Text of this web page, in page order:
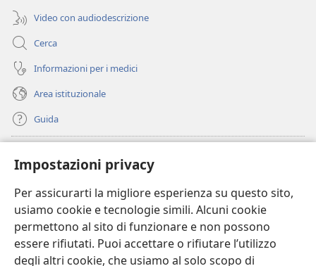
Impostazioni privacy
Per assicurarti la migliore esperienza su questo sito,
usiamo cookie e tecnologie simili. Alcuni cookie
permettono al sito di funzionare e non possono
essere rifiutati. Puoi accettare o rifiutare l’utilizzo
degli altri cookie, che usiamo al solo scopo di
Video con audiodescrizione
Cerca
Informazioni per i medici
Area istituzionale
Guida
(apre
una
nuova
finestra)
BIBLIOTECA ONLINE Watchtower
(apre
una
nuova
finestra)
JW Hub
(apre
una
nuovaJW Library